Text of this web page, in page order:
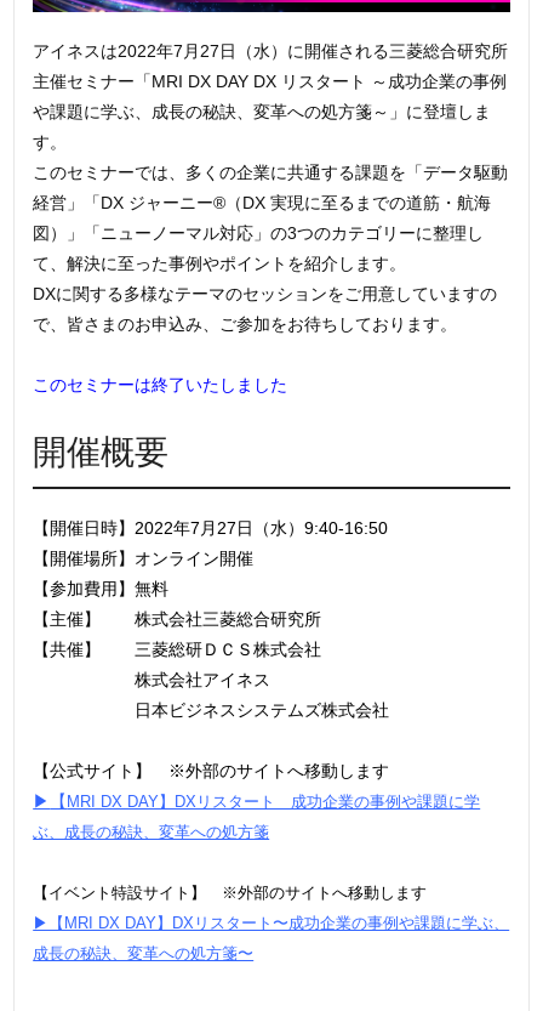
アイネスは2022年7月27日（水）に開催される三菱総合研究所
主催セミナー「MRI DX DAY DX リスタート ～成功企業の事例
や課題に学ぶ、成長の秘訣、変革への処方箋～」に登壇しま
す。
このセミナーでは、多くの企業に共通する課題を「データ駆動
経営」「DX ジャーニー®（DX 実現に至るまでの道筋・航海
図）」「ニューノーマル対応」の3つのカテゴリーに整理し
て、解決に至った事例やポイントを紹介します。
DXに関する多様なテーマのセッションをご用意していますの
で、皆さまのお申込み、ご参加をお待ちしております。
このセミナーは終了いたしました
開催概要
【開催日時】2022年7月27日（水）9:40-16:50
【開催場所】オンライン開催
【参加費用】無料
【主催】 株式会社三菱総合研究所
【共催】 三菱総研ＤＣＳ株式会社
株式会社アイネス
日本ビジネスシステムズ株式会社
【公式サイト】 ※外部のサイトへ移動します
▶
【 MRI DX DAY】DXリスタート 成功企業の事例や課題に学
ぶ、成長の秘訣、変革への処方箋
【イベント特設サイト】 ※外部のサイトへ移動します
▶【MRI DX DAY】DXリスタート〜成功企業の事例や課題に学ぶ、
成長の秘訣、変革への処方箋〜